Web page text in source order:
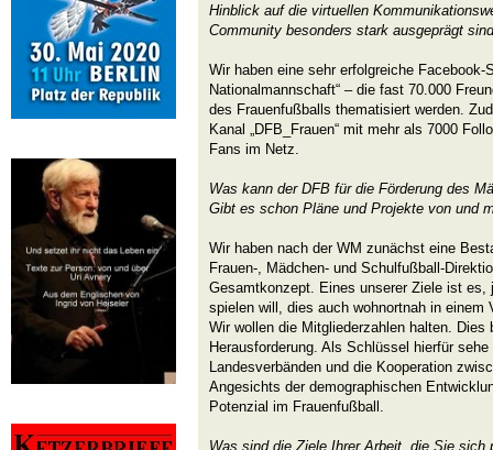
Hinblick auf die virtuellen
Community besonders stark ausgeprägt
Wir haben eine sehr erfolgreiche Facebook-
Nationalmannschaft“ – die fast 70.000
des Frauenfußballs thematisiert werden.
Kanal „DFB_Frauen“ mit mehr als 7000
Fans im Netz.
Was kann der DFB für die Förderung des
Gibt es schon Pläne und Projekte von und
Wir haben nach der WM zunächst eine
Frauen-, Mädchen- und Schulfußball-
Gesamtkonzept. Eines unserer Ziele ist es,
spielen will, dies auch wohnortnah in einem
Wir wollen die Mitgliederzahlen halten.
Herausforderung. Als Schlüssel hierfür
Landesverbänden und die Kooperation
Angesichts der demographischen
Potenzial im Frauenfußball.
Was sind die Ziele Ihrer Arbeit, die Sie sich